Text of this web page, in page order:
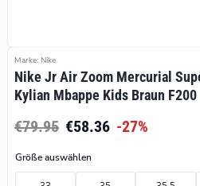
Marke: Nike
Nike Jr Air Zoom Mercurial
Kylian Mbappe Kids Braun F200
€79.95 €58.36 -27%
Größe auswählen